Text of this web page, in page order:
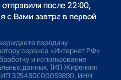
после 22:00,
с Вами завтра в первой
передачу
сервиса «Интернет РФ»
и использование
данных. (ИП Жиронкин
325480000059890. ИНН